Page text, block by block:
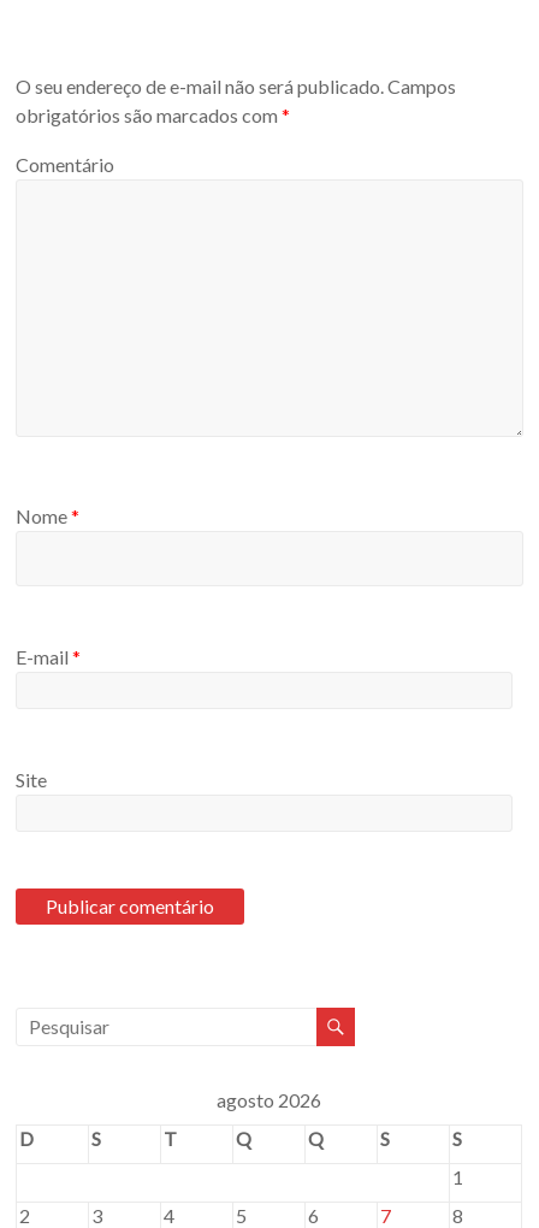
O seu endereço de e-mail não será publicado. Campos
obrigatórios são marcados com*
Comentário
Nome*
E-mail*
Site
agosto 2026
D
S T Q Q S
S
1
2
3 4 5 6 7
8